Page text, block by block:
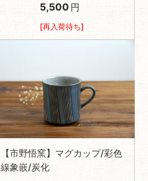
5,500 円
[再入荷待ち]
【市野悟窯】マグカップ/彩色
線象嵌/炭化